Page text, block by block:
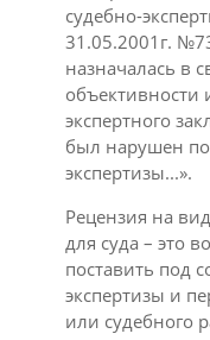
судебно-
31.05.2001г.
назначалась в
объективности
экспертного
был нарушен
экспертизы...».
Рецензия на
для суда – это
поставить под
экспертизы и
или судебного